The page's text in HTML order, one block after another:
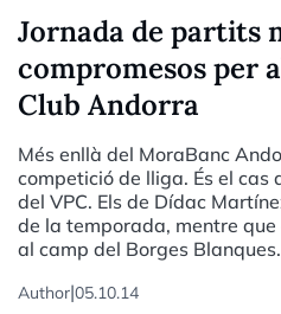
Jornada de partits
compromesos per
Club Andorra
Més enllà del MoraBanc
competició de lliga. És el cas
del VPC. Els de Dídac
de la temporada, mentre que
al camp del Borges Blanques.
Author|05.10.14